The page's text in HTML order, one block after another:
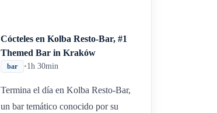
Cócteles en Kolba Resto-Bar, #1
Themed Bar in Kraków
bar •1h 30min
Termina el día en Kolba Resto-Bar,
un bar temático conocido por su